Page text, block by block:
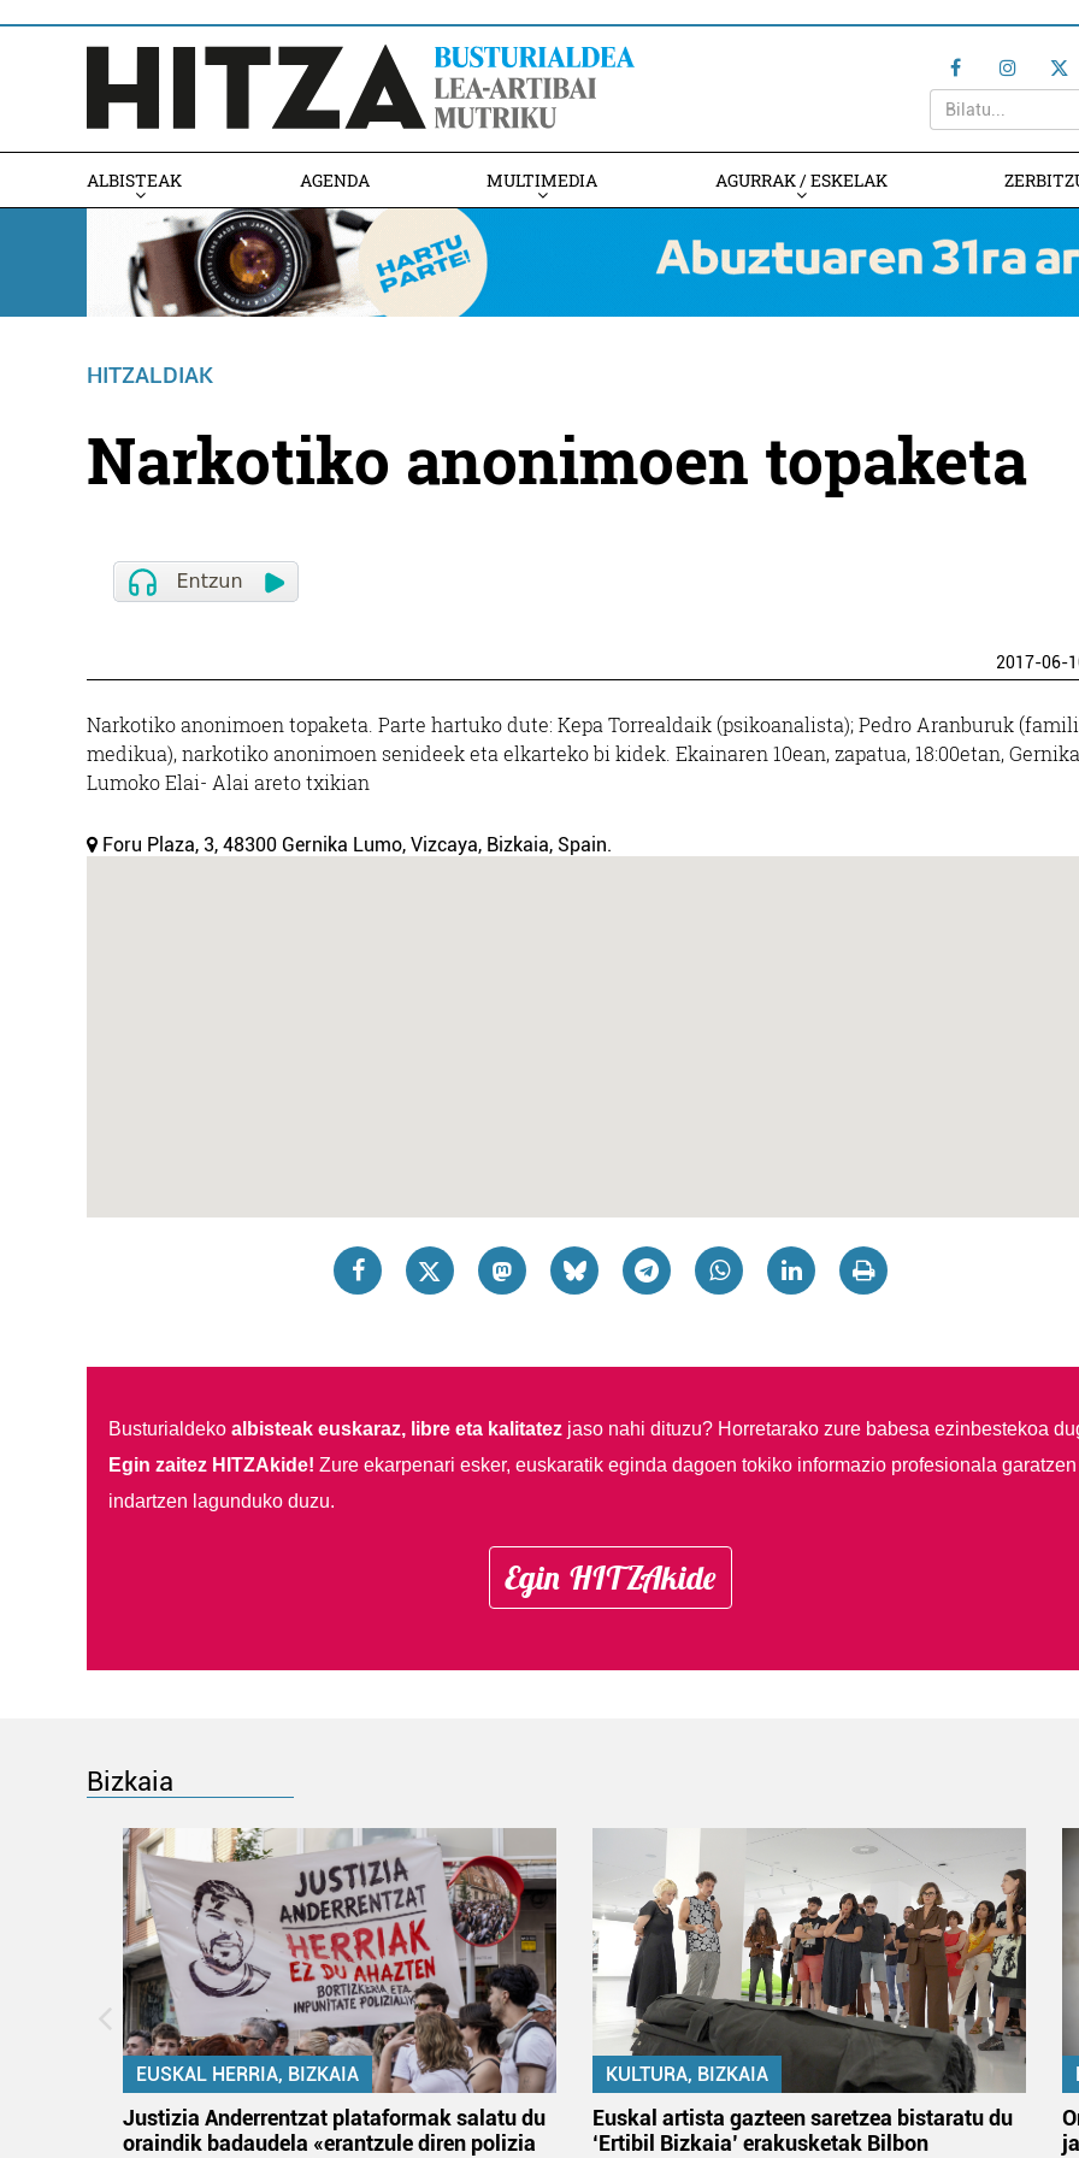
ALBISTEAK AGENDA MULTIMEDIA AGURRAK / ESKELAK
HITZALDIAK
Narkotiko anonimoen topaketa
2017-06-
Narkotiko anonimoen topaketa. Parte hartuko dute: Kepa Torrealdaik (psikoanalista); Pedro Aranburuk
medikua), narkotiko anonimoen senideek eta elkarteko bi kidek. Ekainaren 10ean, zapatua, 18:00etan,
Lumoko Elai- Alai areto txikian
Foru Plaza, 3, 48300 Gernika Lumo, Vizcaya, Bizkaia, Spain.
Busturialdeko albisteak euskaraz, libre eta kalitatezjaso nahi dituzu? Horretarako zure babesa ezinbestekoa
Egin zaitez HITZAkide! Zure ekarpenari esker, euskaratik eginda dagoen tokiko informazio profesionala garatzen
indartzen lagunduko duzu.
Egin HITZAkide
Bizkaia
EUSKAL HERRIA, BIZKAIA
Justizia Anderrentzat plataformak salatu du
oraindik badaudela «erantzule diren polizia
KULTURA, BIZKAIA
Euskal artista gazteen saretzea bistaratu du
‘Ertibil Bizkaia’ erakusketak Bilbon